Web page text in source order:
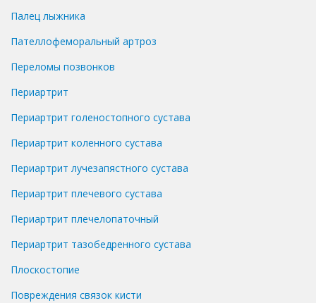
Палец лыжника
Пателлофеморальный артроз
Переломы позвонков
Периартрит
Периартрит голеностопного сустава
Периартрит коленного сустава
Периартрит лучезапястного сустава
Периартрит плечевого сустава
Периартрит плечелопаточный
Периартрит тазобедренного сустава
Плоскостопие
Повреждения связок кисти